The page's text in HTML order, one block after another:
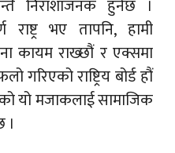
निराशाजनक हुनेछ ।
राष्ट्र भए तापनि, हामी
कायम राख्छौं र एक्समा
राष्ट्रिय बोर्ड हौं
यो मजाकलाई सामाजिक
।